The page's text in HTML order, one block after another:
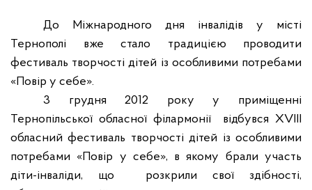
До Міжнародного дня інвалідів у місті
Тернополі вже стало традицією проводити
фестиваль творчості дітей із особливими потребами
«Повір у себе».
3 грудня 2012 року у приміщенні
Тернопільської обласної філармонії
відбувся ХVІІІ
обласний фестиваль творчості дітей із особливими
потребами «Повір у себе», в якому брали участь
діти-інваліди, що
розкрили свої здібності,